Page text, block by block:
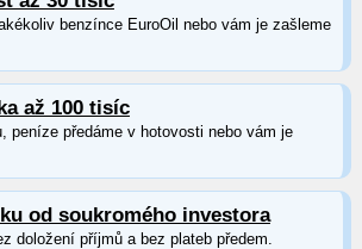
benzínce EuroOil nebo vám je zašleme
až 100 tisíc
peníze předáme v hotovosti nebo vám je
od soukromého investora
doložení příjmů a bez plateb předem.